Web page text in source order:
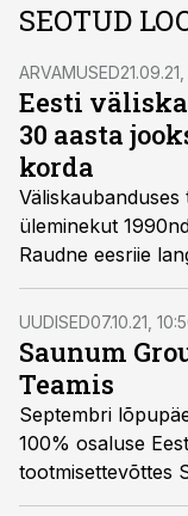
SEOTUD
ARVAMUSED21.09.21,
Eesti
30 aasta
korda
üleminekut
Raudne eesriie
poeletid
pakenditega. 30
kirjutab
Puura.
UUDISED07.10.21,
Saunum
Teamis
Septembri
100% osaluse
tootmisettevõttes
saunade